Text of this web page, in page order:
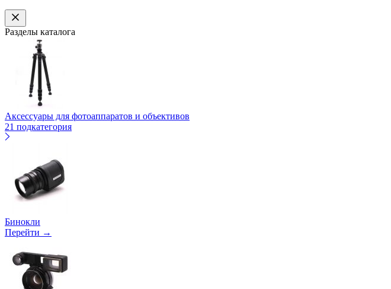
Разделы каталога
Аксессуары для фотоаппаратов и объективов
21 подкатегория
Бинокли
Перейти →